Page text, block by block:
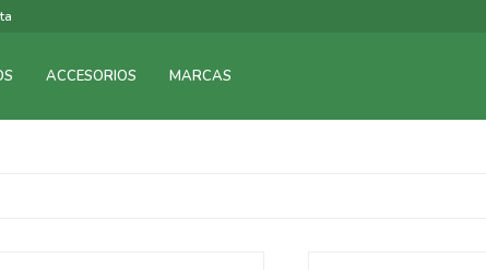
ACCESORIOS MARCAS